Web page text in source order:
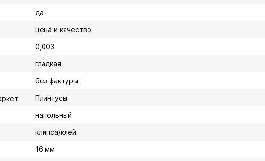
да
цена и качество
0,003
гладкая
без фактуры
Плинтусы
напольный
клипса/клей
16 мм